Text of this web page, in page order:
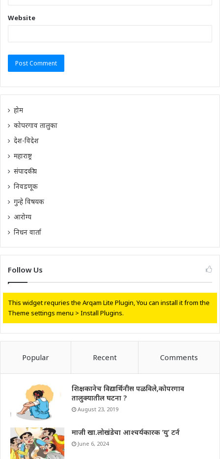
Website
होम
कोपरगाव तालुका
देश-विदेश
महाराष्ट्र
संपादकीय
निवडणूक
गुन्हे विषयक
आरोग्य
निधन वार्ता
Follow Us
This widget requries the Arqam Lite Plugin, You can install it from the
Theme settings menu > Install Plugins.
Popular Recent Comments
शिक्षकानेच विद्यार्थिनीस पळविले,कोपरगाव
तालुक्यातील घटना ?
August 23, 2019
माजी खा.लोखंडेचा आश्चर्यकारक ‘यु’ टर्न
June 6, 2024